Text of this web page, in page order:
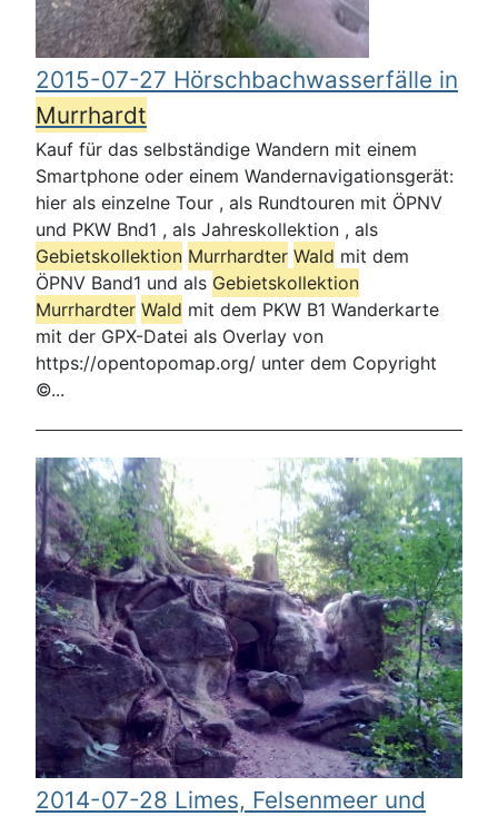
2015-07-27 Hörschbachwasserfälle in
Murrhardt
Kauf für das selbständige Wandern mit einem
Smartphone oder einem Wandernavigationsgerät:
hier als einzelne Tour , als Rundtouren mit ÖPNV
und PKW Bnd1 , als Jahreskollektion , als
Gebietskollektion Murrhardter Wald mit dem
ÖPNV Band1 und als Gebietskollektion
Murrhardter Wald mit dem PKW B1 Wanderkarte
mit der GPX-Datei als Overlay von
https://opentopomap.org/ unter dem Copyright
©...
2014-07-28 Limes, Felsenmeer und